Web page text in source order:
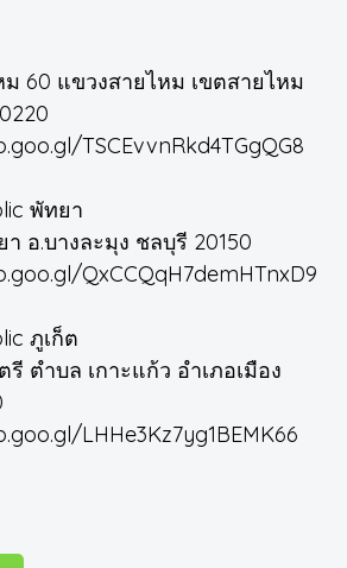
ม 60 แขวงสายไหม เขตสายไหม
TSCEvvnRkd4TGgQG8
พัทยา
อ.บางละมุง ชลบุรี 20150
QxCCQqH7demHTnxD9
ภูเก็ต
ตำบล เกาะแก้ว อำเภอเมือง
LHHe3Kz7yg1BEMK66